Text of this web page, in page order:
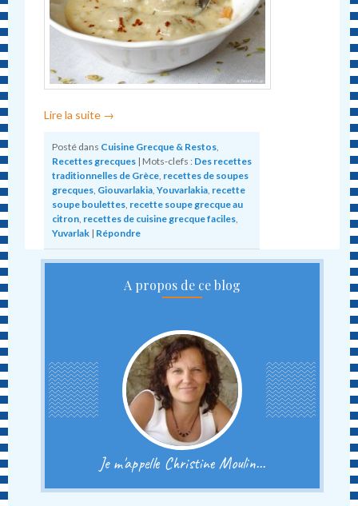
Lire la suite →
Posté dans Cuisine Grecque & Restos,
Recettes grecques | Mots-clefs : Des recettes
traditionnelles de Grèce, recettes de soupes
grecques, Giouvarlakia,Youvarlakia, recette
soupe boulettes, recette soupe grecque au
citron, recettes de cuisine grecque faciles,
Yuvarlak | Répondre
A propos de ce blog
Je m'appelle Christine Moulin...